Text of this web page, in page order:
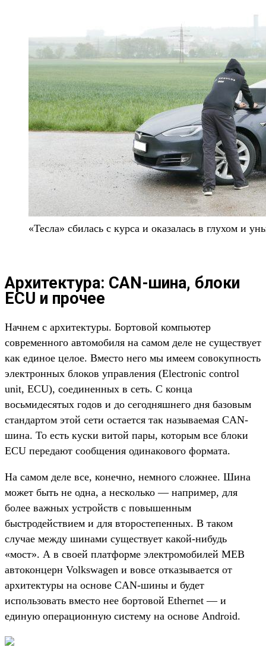
«Тесла» сбилась с курса и оказалась в глухом и
Архитектура: CAN-шина, блоки
ECU и прочее
Начнем с архитектуры. Бортовой компьютер
современного автомобиля на самом деле не существует
как единое целое. Вместо него мы имеем совокупность
электронных блоков управления (Electronic control
unit, ECU), соединенных в сеть. С конца
восьмидесятых годов и до сегодняшнего дня базовым
стандартом этой сети остается так называемая CAN-
шина. То есть куски витой пары, которым все блоки
ECU передают сообщения одинакового формата.
На самом деле все, конечно, немного сложнее. Шина
может быть не одна, а несколько — например, для
более важных устройств с повышенным
быстродействием и для второстепенных. В таком
случае между шинами существует какой-нибудь
«мост». А в своей платформе электромобилей MEB
автоконцерн Volkswagen и вовсе отказывается от
архитектуры на основе CAN-шины и будет
использовать вместо нее бортовой Ethernet — и
единую операционную систему на основе Android.